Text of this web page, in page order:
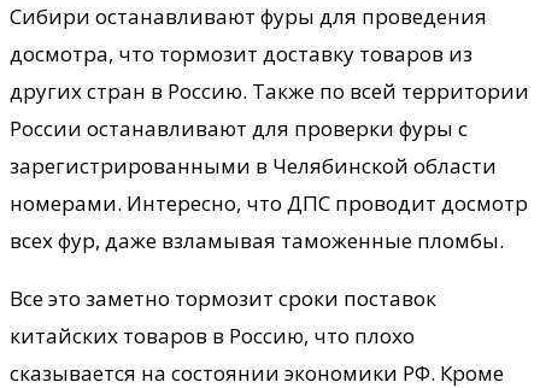
Сибири останавливают фуры для проведения
досмотра, что тормозит доставку товаров из
других стран в Россию. Также по всей территории
России останавливают для проверки фуры с
зарегистрированными в Челябинской области
номерами. Интересно, что ДПС проводит досмотр
всех фур, даже взламывая таможенные пломбы.
Все это заметно тормозит сроки поставок
китайских товаров в Россию, что плохо
сказывается на состоянии экономики РФ. Кроме